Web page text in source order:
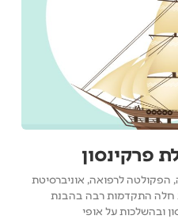
פרקינסון
הפקולטה לרפואה, אוניברסיטת
חלה התקדמות רבה בהבנת
ובהשלכות על אופי